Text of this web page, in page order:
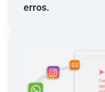
erros.